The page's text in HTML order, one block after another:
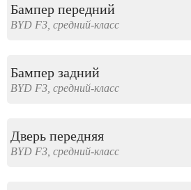
Бампер передний
BYD F3, средний-класс
Бампер задний
BYD F3, средний-класс
Дверь передняя
BYD F3, средний-класс